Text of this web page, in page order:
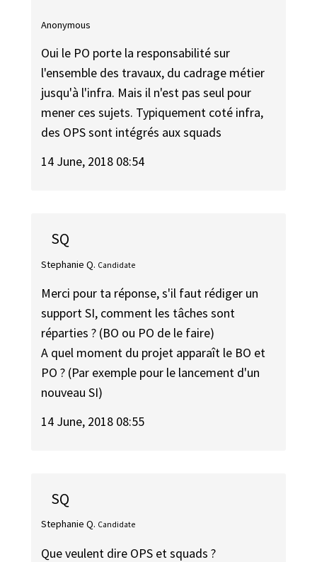
Anonymous
Oui le PO porte la responsabilité sur
l'ensemble des travaux, du cadrage métier
jusqu'à l'infra. Mais il n'est pas seul pour
mener ces sujets. Typiquement coté infra,
des OPS sont intégrés aux squads
14 June, 2018 08:54
SQ
Stephanie Q. Candidate
Merci pour ta réponse, s'il faut rédiger un
support SI, comment les tâches sont
réparties ? (BO ou PO de le faire)
A quel moment du projet apparaît le BO et
PO ? (Par exemple pour le lancement d'un
nouveau SI)
14 June, 2018 08:55
SQ
Stephanie Q. Candidate
Que veulent dire OPS et squads ?